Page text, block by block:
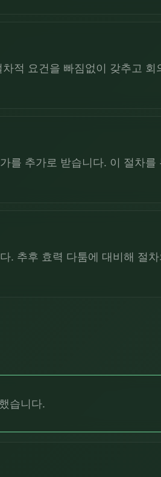
적 요건을 빠짐없이 갖추고 회
를 추가로 받습니다. 이 절차를
. 추후 효력 다툼에 대비해 절
습니다.